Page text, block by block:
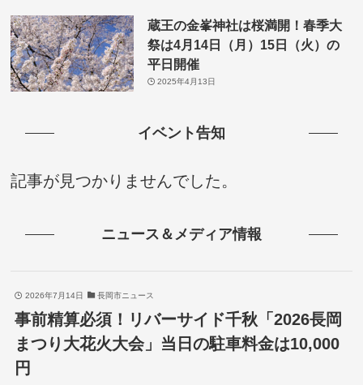
蔵王の金峯神社は桜満開！春季大
祭は4月14日（月）15日（火）の
平日開催
2025年4月13日
イベント告知
記事が見つかりませんでした。
ニュース＆メディア情報
2026年7月14日 長岡市ニュース
事前精算必須！リバーサイド千秋「2026長岡
まつり大花火大会」当日の駐車料金は10,000
円